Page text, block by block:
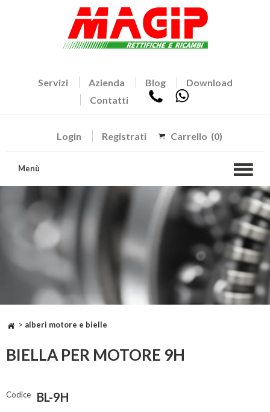
Servizi Azienda Blog
Download
Contatti
Login Registrati Carrello (0)
Menù
> alberi motore e bielle
BIELLA PER MOTORE 9H
Codice BL-9H